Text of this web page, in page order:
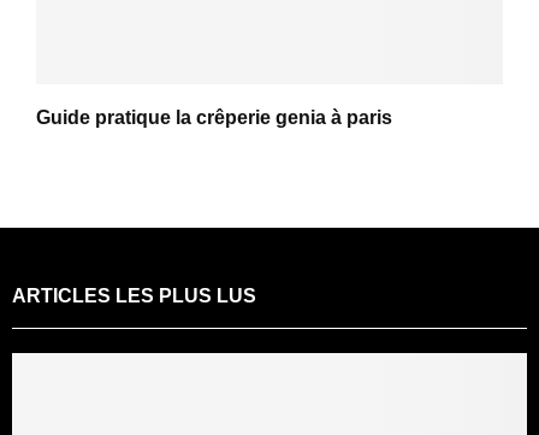
Guide pratique la crêperie genia à paris
ARTICLES LES PLUS LUS